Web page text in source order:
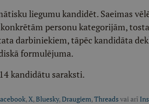
liegumu kandidēt. Saeimas
personu kategorijām,
darbiniekiem, tāpēc kandidāta
formulējuma.
kandidātu saraksti.
,X,Bluesky,Draugiem,Threadsvai arī